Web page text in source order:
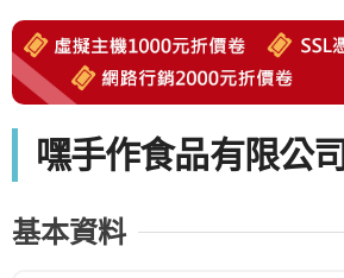
嘿手作食品有限公司
基本資料